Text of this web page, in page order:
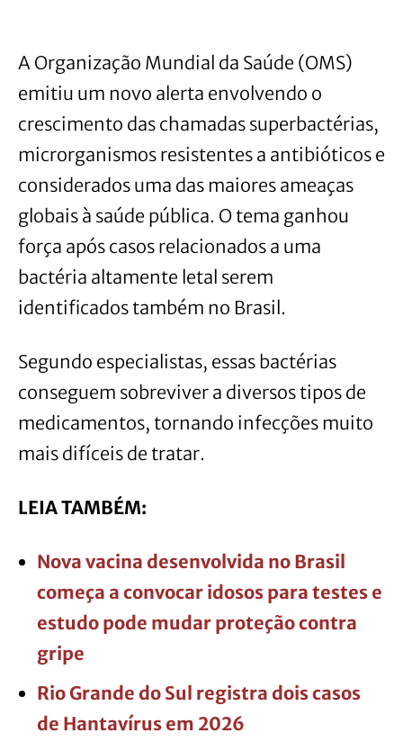
A Organização Mundial da Saúde (OMS)
emitiu um novo alerta envolvendo o
crescimento das chamadas superbactérias,
microrganismos resistentes a antibióticos e
considerados uma das maiores ameaças
globais à saúde pública. O tema ganhou
força após casos relacionados a uma
bactéria altamente letal serem
identificados também no Brasil.
Segundo especialistas, essas bactérias
conseguem sobreviver a diversos tipos de
medicamentos, tornando infecções muito
mais difíceis de tratar.
LEIA TAMBÉM:
Nova vacina desenvolvida no Brasil
começa a convocar idosos para testes e
estudo pode mudar proteção contra
gripe
Rio Grande do Sul registra dois casos
de Hantavírus em 2026